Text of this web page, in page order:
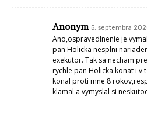
Anonym 5. septembra
Ano,ospravedlnenie je
pan Holicka nesplni
exekutor. Tak sa necham
rychle pan Holicka konat i
konal proti mne 8
klamal a vymyslal si